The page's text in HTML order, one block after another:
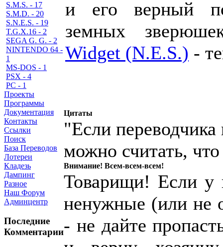
S.M.S. - 17
S.M.D. - 20
S.N.E.S. - 19
T.G.X.16 - 2
SEGA G. G. - 2
NINTENDO 64 -
1
MS-DOS - 1
PSX - 4
PC - 1
Проекты
Программы
Документация
Контакты
Ссылки
Поиск
База Переводов
Лотереи
Кладезь
Дампинг
Разное
Наш Форум
Админцентр
Последние
Комментарии
и его верный
земных
Widget (N.E.S.) -
Цитаты
"Если
можно считать,
Внимание! Всем-всем-всем!
Товарищи! Если у
ненужные (или не
- не дайте